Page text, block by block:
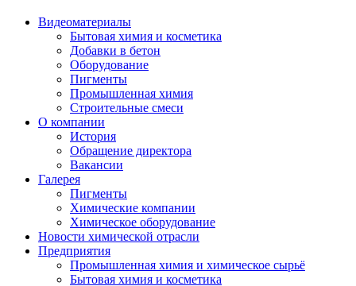
Видеоматериалы
Бытовая химия и косметика
Добавки в бетон
Оборудование
Пигменты
Промышленная химия
Строительные смеси
О компании
История
Обращение директора
Вакансии
Галерея
Пигменты
Химические компании
Химическое оборудование
Новости химической отрасли
Предприятия
Промышленная химия и химическое сырьё
Бытовая химия и косметика